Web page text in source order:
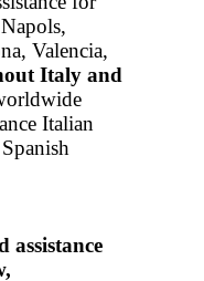
Valencia,
Italy and
Italian
assistance